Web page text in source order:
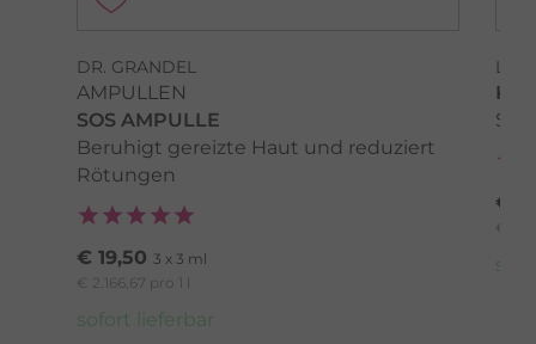
DR. GRANDEL
AMPULLEN
SOS AMPULLE
Beruhigt gereizte Haut und reduziert
Rötungen
€ 19,50 3 x 3 ml
€ 2.166,67 pro 1 l
sofort lieferbar
LA
€
€